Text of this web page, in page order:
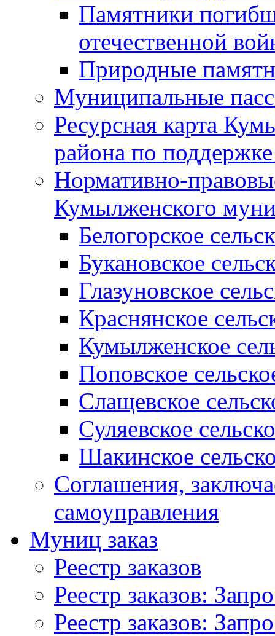
Памятники
отечественной
Природные
Муниципальные
Ресурсная карта
района по
Нормативно-
Кумылженского
Белогорское
Букановское
Глазуновское
Краснянское
Кумылженское
Поповское
Слащевское
Суляевское
Шакинское
Соглашения,
самоуправления
Муниц заказ
Реестр заказов
Реестр заказов:
Реестр заказов: